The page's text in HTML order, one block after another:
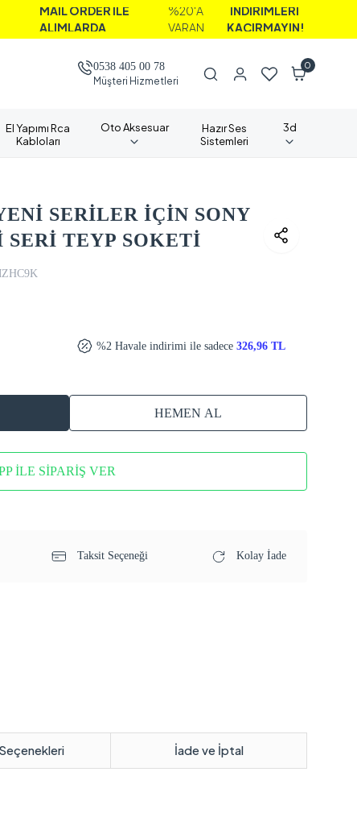
ORDER İLE
%20'A
İNDİRİMLERİ
KAÇIRMAYIN!
0538 405 00 78
Müşteri Hizmetleri
0
El Yapımı Rca
Kabloları
Oto Aksesuar
Hazır Ses
Sistemleri
3d
SERİLER İÇİN SONY
SERİ TEYP SOKETİ
%2 Havale indirimi ile sadece326,96 TL
HEMEN AL
İLE SİPARİŞ VER
Taksit Seçeneği Kolay İade
İade ve İptal